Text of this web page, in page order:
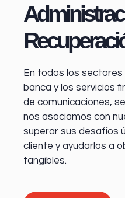
En todos los
banca y los servicios
de comunicaciones,
nos asociamos con
superar sus desafíos
cliente y ayudarlos a
tangibles.